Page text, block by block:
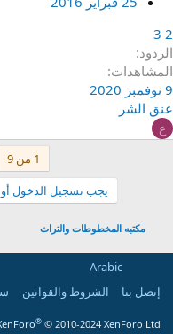
2
3
الردود
المشاهدات
9 نوفمبر 2020
عنق الشر
ع
1 من 9
يجب تسجيل الدخول
مكتبه المخطوطات والتراث
Arabic
إتصل بنا
الشروط والقوانين
® © 2010-2024 XenForo Ltd.